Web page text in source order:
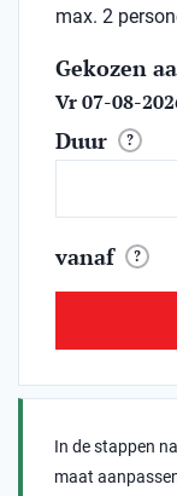
max. 2
Gekozen
Vr 07-08-
Duur ?
vanaf ?
In de stappen
maat